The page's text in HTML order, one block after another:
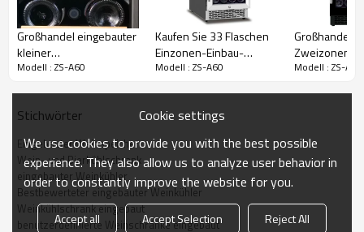
Großhandel eingebauter
kleiner
Weinlagerkühlschrank
Vollglastür
Modell : ZS-A60
Kaufen Sie 33 Flaschen
Einzonen-Einbau-
Upgrade-
Holzregal und SS-Tür
Modell : ZS-A60
Großhandels-
Zweizonen-
Elektro-
Modell : ZS-A60
Stichwörter
Eingebauter Weinspeicher
Wein- und Bierkühlschrank
eingebauter Weinkühler
Bestbewerteter eingebauter Weinkühler
Weinkühlschrank eingebaut
benutzerdefinierte Weinschränke eingebaut
Cookie settings
We use cookies to provide you with the best possible
experience. They also allow us to analyze user behavior in
order to constantly improve the website for you.
Accept all Accept Selection Reject All